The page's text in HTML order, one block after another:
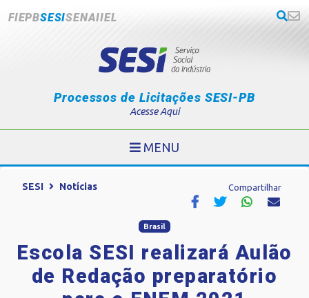
FIEPBSESISENAIIEL
Processos de Licitações SESI-PB
Acesse Aqui
MENU
SESI Notícias Compartilhar
Brasil
Escola SESI realizará Aulão
de Redação preparatório